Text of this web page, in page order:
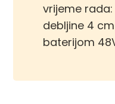
vrijeme
debljine 4
baterijom